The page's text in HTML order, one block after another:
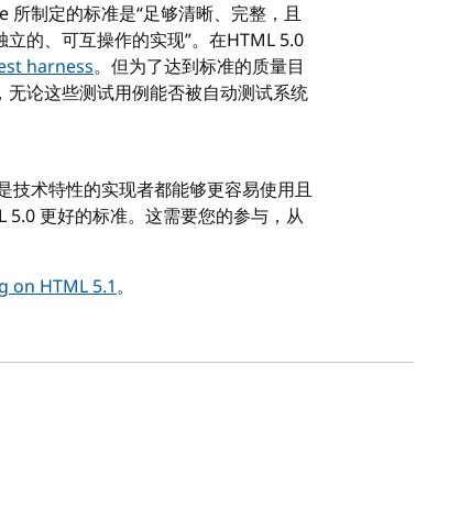
所制定的标准是“足够清晰、完整，且
的、可互操作的实现”。在HTML 5.0
harness。但为了达到标准的质量目
论这些测试用例能否被自动测试系统
技术特性的实现者都能够更容易使用且
更好的标准。这需要您的参与，从
on HTML 5.1。